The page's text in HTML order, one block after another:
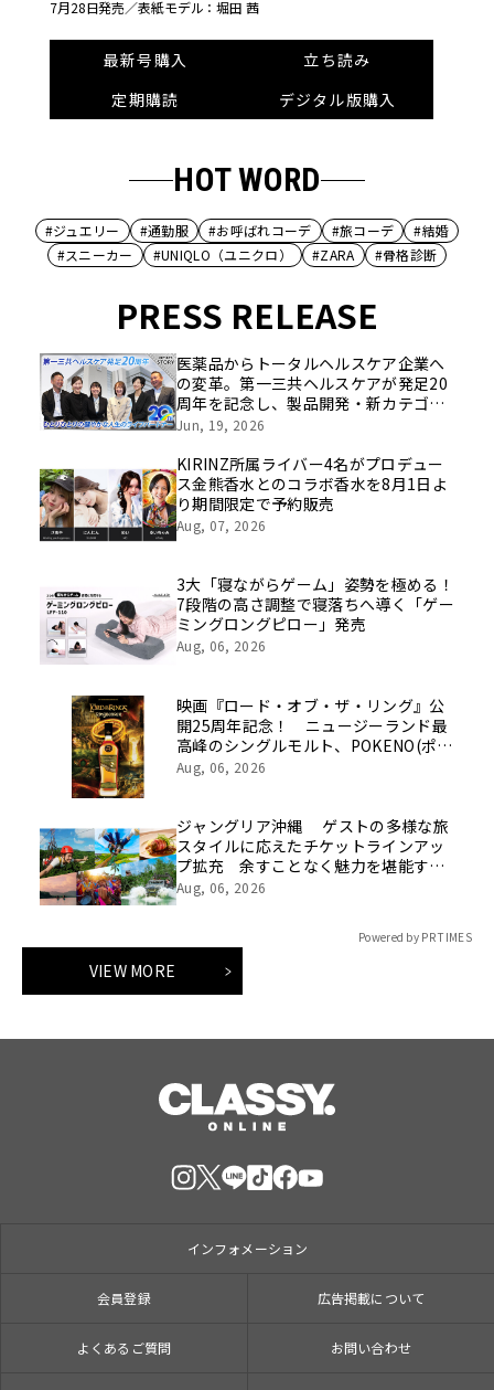
7月28日発売／表紙モデル：堀田 茜
最新号購入
立ち読み
定期購読
デジタル版購入
HOT WORD
#ジュエリー #通勤服 #お呼ばれコーデ #旅コーデ
#結婚
#スニーカー
#UNIQLO（ユニクロ） #ZARA #骨格診断
PRESS RELEASE
医薬品からトータルヘルスケア企業へ
の変革。第一三共ヘルスケアが発足20
周年を記念し、製品開発・新カテゴリ
挑戦の舞台や旧社統合時のエピソード
像を公開！
Jun, 19, 2026
KIRINZ所属ライバー4名がプロデュー
ス金熊香水とのコラボ香水を8月1日よ
り期間限定で予約販売
Aug, 07, 2026
3大「寝ながらゲーム」姿勢を極める！
7段階の高さ調整で寝落ちへ導く「ゲー
ミングロングピロー」発売
Aug, 06, 2026
映画『ロード・オブ・ザ・リング』公
開25周年記念！ ニュージーランド最
高峰のシングルモルト、POKENO(ポケ
ノ)より 数量限定ウイスキー「リング
Aug, 06, 2026
ジャングリア沖縄 ゲストの多様な旅
スタイルに応えたチケットラインアッ
プ拡充 余すことなく魅力を堪能する
「ロイヤルチケット」新登場
Aug, 06, 2026
Powered by PR TIMES
VIEW MORE
インフォメーション
会員登録 広告掲載について
よくあるご質問 お問い合わせ